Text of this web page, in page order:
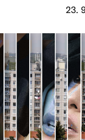
edu
Vše o ČT
23.